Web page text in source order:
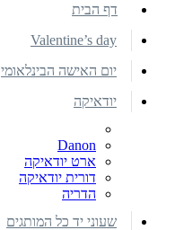
דף הבית
Valentine’s day
יום האישה הבינלאומי
יודאיקה
Danon
ארט יודאיקה
דורית יודאיקה
הדריה
שעוני יד כל המותגים